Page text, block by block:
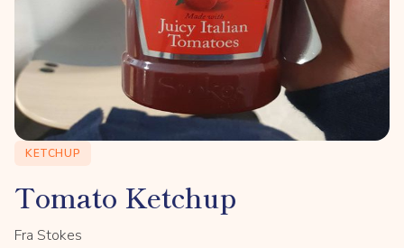
KETCHUP
Tomato Ketchup
Fra Stokes